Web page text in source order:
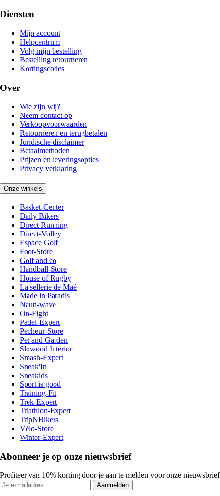
Diensten
Mijn account
Helpcentrum
Volg mijn bestelling
Bestelling retourneren
Kortingscodes
Over
Wie zijn wij?
Neem contact op
Verkoopvoorwaarden
Retourneren en terugbetalen
Juridische disclaimer
Betaalmethoden
Prijzen en leveringsopties
Privacy verklaring
Onze winkels
Basket-Center
Daily Bikers
Direct Running
Direct-Volley
Espace Golf
Foot-Store
Golf and co
Handball-Store
House of Rugby
La sellerie de Maé
Made in Paradis
Nauti-wave
On-Fight
Padel-Expert
Pecheur-Store
Pet and Garden
Slowood Interior
Smash-Expert
Sneak'In
Sneakids
Sport is good
Training-Fit
Trek-Expert
Triathlon-Expert
TripNBikers
Vélo-Store
Winter-Expert
Abonneer je op onze nieuwsbrief
Profiteer van 10% korting door je aan te melden voor onze nieuwsbrief
Aanmelden